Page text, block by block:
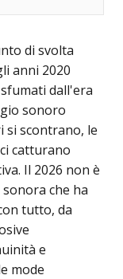
di svolta
anni 2020
dall'era
sonoro
si scontrano, le
catturano
Il 2026 non è
che ha
tutto, da
e
mode